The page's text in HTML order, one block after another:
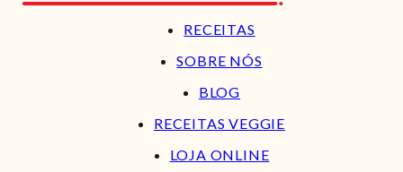
RECEITAS
SOBRE NÓS
BLOG
RECEITAS VEGGIE
LOJA ONLINE